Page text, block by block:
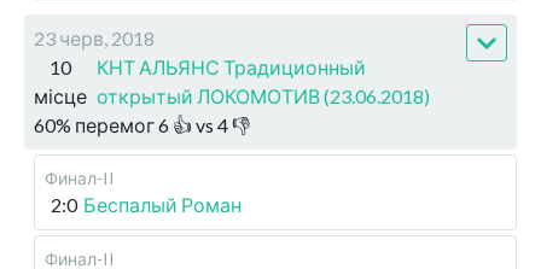
23 черв, 2018
10
місце
КНТ АЛЬЯНС Традиционный
открытый ЛОКОМОТИВ (23.06.2018)
60% перемог6 👍 vs 4👎
Финал-II
2:0 Беспалый Роман
Финал-II